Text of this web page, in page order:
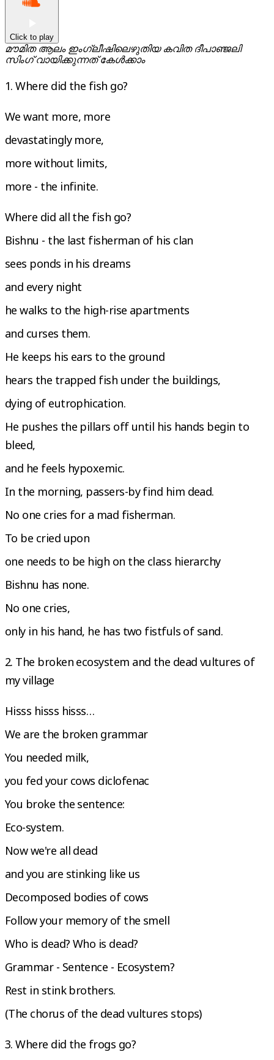
Click to play
മൗമിത ആലം ഇംഗ്ലീഷിലെഴുതിയ കവിത ദീപാഞ്ജലി
സിംഗ് വായിക്കുന്നത് കേൾക്കാം
1. Where did the fish go?
We want more, more
devastatingly more,
more without limits,
more - the infinite.
Where did all the fish go?
Bishnu - the last fisherman of his clan
sees ponds in his dreams
and every night
he walks to the high-rise apartments
and curses them.
He keeps his ears to the ground
hears the trapped fish under the buildings,
dying of eutrophication.
He pushes the pillars off until his hands begin to
bleed,
and he feels hypoxemic.
In the morning, passers-by find him dead.
No one cries for a mad fisherman.
To be cried upon
one needs to be high on the class hierarchy
Bishnu has none.
No one cries,
only in his hand, he has two fistfuls of sand.
2. The broken ecosystem and the dead vultures of
my village
Hisss hisss hisss…
We are the broken grammar
You needed milk,
you fed your cows diclofenac
You broke the sentence:
Eco-system.
Now we're all dead
and you are stinking like us
Decomposed bodies of cows
Follow your memory of the smell
Who is dead? Who is dead?
Grammar - Sentence - Ecosystem?
Rest in stink brothers.
(The chorus of the dead vultures stops)
3. Where did the frogs go?